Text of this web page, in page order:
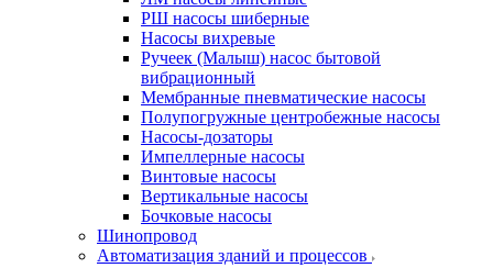
РШ насосы шиберные
Насосы вихревые
Ручеек (Малыш) насос бытовой
вибрационный
Мембранные пневматические насосы
Полупогружные центробежные насосы
Насосы-дозаторы
Импеллерные насосы
Винтовые насосы
Вертикальные насосы
Бочковые насосы
Шинопровод
Автоматизация зданий и процессов